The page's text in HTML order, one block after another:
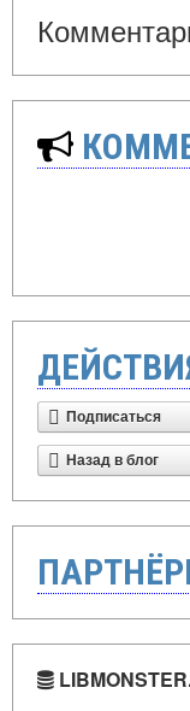
Подписаться
Назад в блог